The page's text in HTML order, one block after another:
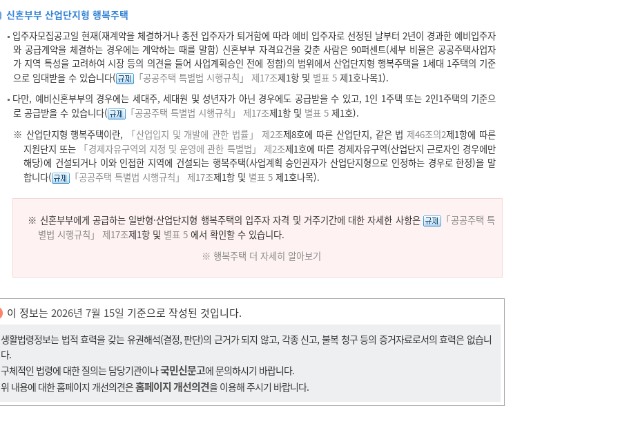
신혼부부 산업단지형 행복주택
입주자모집공고일 현재(재계약을 체결하거나 종전 입주자가 퇴거함에 따라 예비 입주자로 선정된 날부터 2년이 경과한 예비입주자
와 공급계약을 체결하는 경우에는 계약하는 때를 말함) 신혼부부 자격요건을 갖춘 사람은 90퍼센트(세부 비율은 공공주택사업자
가 지역 특성을 고려하여 시장 등의 의견을 들어 사업계획승인 전에 정함)의 범위에서 산업단지형 행복주택을 1세대 1주택의 기준
으로 임대받을 수 있습니다(
「공공주택 특별법 시행규칙」 제17조제1항 및 별표 5 제1호나목1).
다만, 예비신혼부부의 경우에는 세대주, 세대원 및 성년자가 아닌 경우에도 공급받을 수 있고, 1인 1주택 또는 2인1주택의 기준으
로 공급받을 수 있습니다(
「공공주택 특별법 시행규칙」 제17조제1항 및 별표 5 제1호).
※ 산업단지형 행복주택이란,
「산업입지 및 개발에 관한 법률」 제2조제8호에 따른 산업단지, 같은 법 제46조의2제1항에 따른
지원단지 또는
「경제자유구역의 지정 및 운영에 관한 특별법」 제2조제1호에 따른 경제자유구역(산업단지 근로자인 경우에만
해당)에 건설되거나 이와 인접한 지역에 건설되는 행복주택(사업계획 승인권자가 산업단지형으로 인정하는 경우로 한정)을 말
합니다(
「공공주택 특별법 시행규칙」 제17조제1항 및 별표 5 제1호나목).
※ 신혼부부에게 공급하는 일반형·산업단지형 행복주택의 입주자 자격 및 거주기간에 대한 자세한 사항은
「공공주택 특
별법 시행규칙」 제17조제1항 및 별표 5 에서 확인할 수 있습니다.
※ 행복주택 더 자세히 알아보기
이 정보는 2026년 7월 15일 기준으로 작성된 것입니다.
생활법령정보는 법적 효력을 갖는 유권해석(결정, 판단)의 근거가 되지 않고, 각종 신고, 불복 청구 등의 증거자료로서의 효력은 없습니
다.
구체적인 법령에 대한 질의는 담당기관이나국민신문고에 문의하시기 바랍니다.
위 내용에 대한 홈페이지 개선의견은홈페이지 개선의견을 이용해 주시기 바랍니다.